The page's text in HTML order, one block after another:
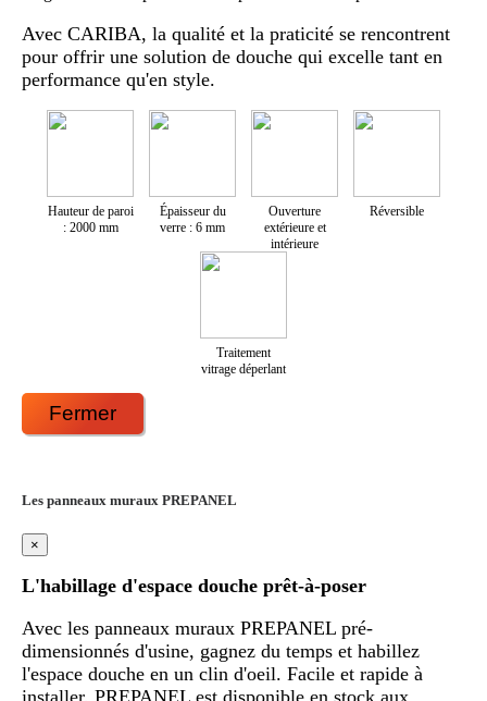
Avec CARIBA, la qualité et la praticité se rencontrent
pour offrir une solution de douche qui excelle tant en
performance qu'en style.
Hauteur de paroi
: 2000 mm
Épaisseur du
verre : 6 mm
Ouverture
extérieure et
intérieure
Réversible
Traitement
vitrage déperlant
Fermer
Les panneaux muraux PREPANEL
×
L'habillage d'espace douche prêt-à-poser
Avec les panneaux muraux PREPANEL pré-
dimensionnés d'usine, gagnez du temps et habillez
l'espace douche en un clin d'oeil. Facile et rapide à
installer, PREPANEL est disponible en stock aux